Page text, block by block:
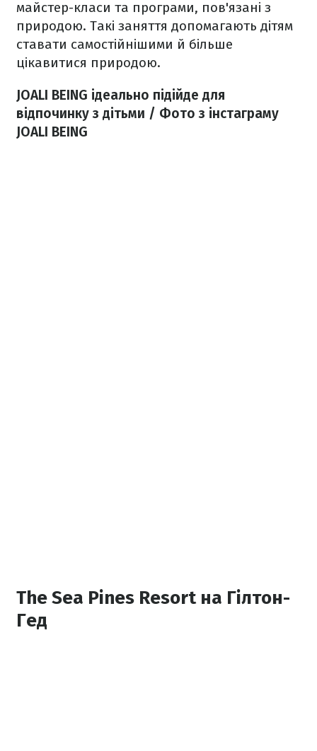
майстер-класи та програми, пов'язані з
природою. Такі заняття допомагають дітям
ставати самостійнішими й більше
цікавитися природою.
JOALI BEING ідеально підійде для
відпочинку з дітьми / Фото з інстаграму
JOALI BEING
The Sea Pines Resort на Гілтон-
Гед